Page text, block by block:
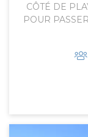
CÔTÉ DE
POUR